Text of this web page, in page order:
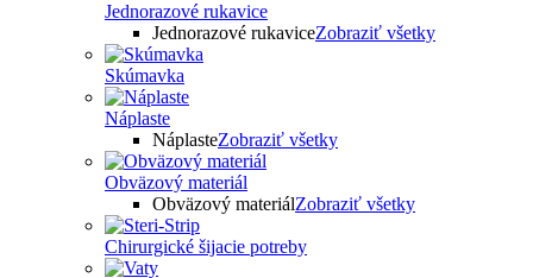
Jednorazové rukavice
Jednorazové rukaviceZobraziť všetky
Skúmavka
Náplaste
NáplasteZobraziť všetky
Obväzový materiál
Obväzový materiálZobraziť všetky
Chirurgické šijacie potreby